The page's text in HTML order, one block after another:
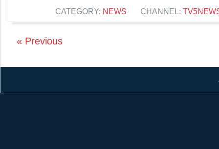
CATEGORY: NEWS CHANNEL:
« Previous